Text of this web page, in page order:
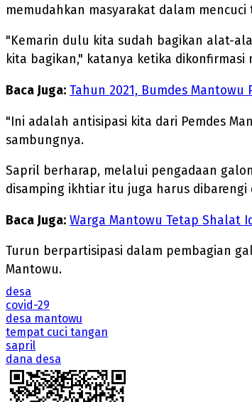
memudahkan masyarakat dalam
"Kemarin dulu kita sudah bagikan alat-
kita bagikan," katanya ketika
Baca Juga: Tahun 2021, Bumdes
"Ini adalah antisipasi kita dari Pemdes
sambungnya.
Sapril berharap, melalui pengadaan
disamping ikhtiar itu juga harus dibarengi
Baca Juga: Warga Mantowu Tetap Shalat
Turun berpartisipasi dalam pembagian
Mantowu.
desa
covid-29
desa mantowu
tempat cuci tangan
sapril
dana desa